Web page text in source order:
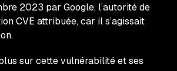
2023 par Google, l’autorité de
CVE attribuée, car il s’agissait
sur cette vulnérabilité et ses